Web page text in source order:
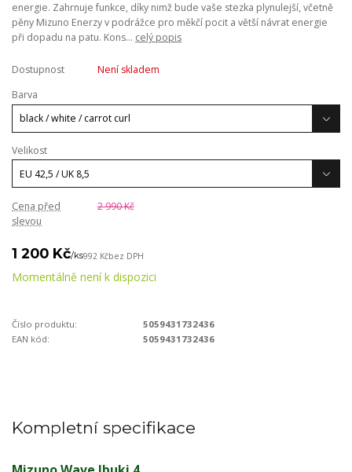
energie. Zahrnuje funkce, díky nimž bude vaše stezka plynulejší, včetně
pěny Mizuno Enerzy v podrážce pro měkčí pocit a větší návrat energie
při dopadu na patu. Kons... celý popis
Dostupnost
Není skladem
Barva
Velikost
Cena před
slevou
2 990 Kč
1 200 Kč/ks992 Kčbez DPH
Momentálně není k dispozici
Číslo produktu:
5059431732436
EAN kód:
5059431732436
Kompletní specifikace